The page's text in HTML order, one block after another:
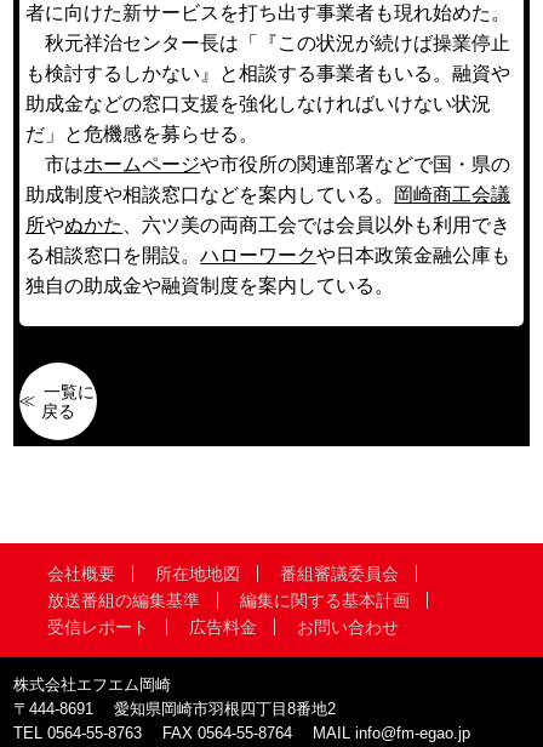
者に向けた新サービスを打ち出す事業者も現れ始めた。
秋元祥治センター長は「『この状況が続けば操業停止
も検討するしかない』と相談する事業者もいる。融資や
助成金などの窓口支援を強化しなければいけない状況
だ」と危機感を募らせる。
市はホームページや市役所の関連部署などで国・県の
助成制度や相談窓口などを案内している。
岡崎商工会議
所やぬかた
、六ツ美の両商工会では会員以外も利用でき
る相談窓口を開設。ハローワークや日本政策金融公庫も
独自の助成金や融資制度を案内している。
一覧に
戻る
会社概要 所在地地図
番組審議委員会
放送番組の編集基準
編集に関する基本計画
受信レポート
広告料金 お問い合わせ
株式会社エフエム岡崎
〒444-8691
愛知県岡崎市羽根四丁目8番地2
TEL0564-55-8763 FAX 0564-55-8764 MAIL info@fm-egao.jp